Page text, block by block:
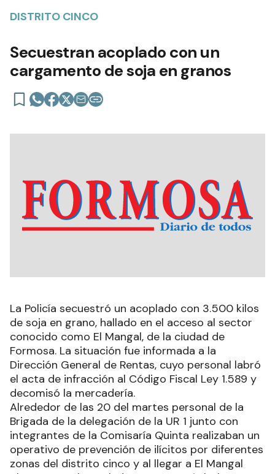
DISTRITO CINCO
Secuestran acoplado con un
cargamento de soja en granos
La Policía secuestró un acoplado con 3.500 kilos
de soja en grano, hallado en el acceso al sector
conocido como El Mangal, de la ciudad de
Formosa. La situación fue informada a la
Dirección General de Rentas, cuyo personal labró
el acta de infracción al Código Fiscal Ley 1.589 y
decomisó la mercadería.
Alrededor de las 20 del martes personal de la
Brigada de la delegación de la UR 1 junto con
integrantes de la Comisaría Quinta realizaban un
operativo de prevención de ilícitos por diferentes
zonas del distrito cinco y al llegar a El Mangal